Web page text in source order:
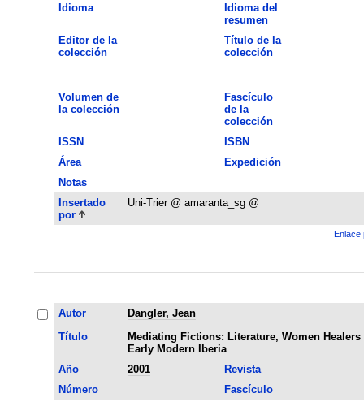
Idioma
Idioma del
resumen
Editor de la
colección
Título de la
colección
Volumen de
la colección
Fascículo
de la
colección
ISSN
ISBN
Área
Expedición
Notas
Insertado
por
Uni-Trier @ amaranta_sg @
Enlace
Autor
Dangler, Jean
Título
Mediating Fictions: Literature, Women
Early Modern Iberia
Año
2001
Revista
Número
Fascículo